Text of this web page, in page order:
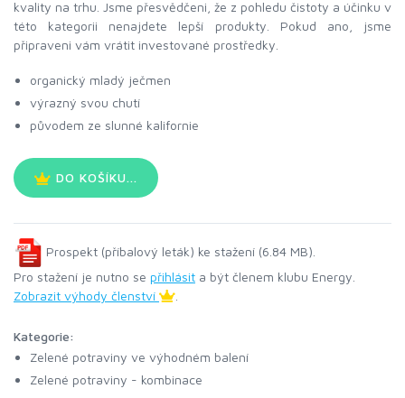
kvality na trhu. Jsme přesvědčeni, že z pohledu čistoty a účinku v
této kategorii nenajdete lepší produkty. Pokud ano, jsme
připraveni vám vrátit investované prostředky.
organický mladý ječmen
výrazný svou chutí
původem ze slunné kalifornie
DO KOŠÍKU...
Prospekt (příbalový leták) ke stažení (6.84 MB).
Pro stažení je nutno se přihlásit a být členem klubu Energy.
Zobrazit výhody členství
Kategorie:
Zelené potraviny ve výhodném balení
Zelené potraviny - kombinace